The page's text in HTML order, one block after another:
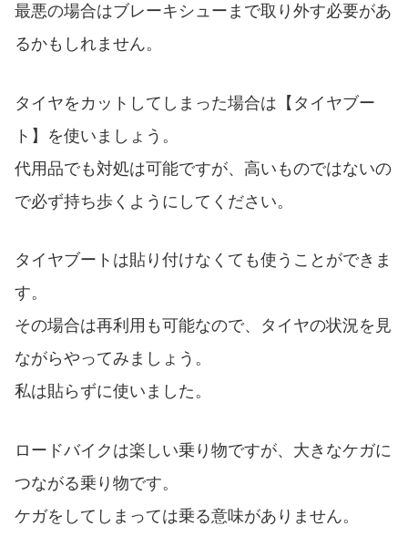
最悪の場合はブレーキシューまで取り外す必要があ
るかもしれません。
タイヤをカットしてしまった場合は【タイヤブー
ト】を使いましょう。
代用品でも対処は可能ですが、高いものではないの
で必ず持ち歩くようにしてください。
タイヤブートは貼り付けなくても使うことができま
す。
その場合は再利用も可能なので、タイヤの状況を見
ながらやってみましょう。
私は貼らずに使いました。
ロードバイクは楽しい乗り物ですが、大きなケガに
つながる乗り物です。
ケガをしてしまっては乗る意味がありません。